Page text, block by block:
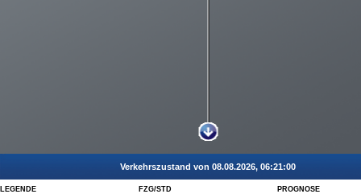
Verkehrszustand von 08.08.2026, 06:21:00
LEGENDE FZG/STD PROGNOSE